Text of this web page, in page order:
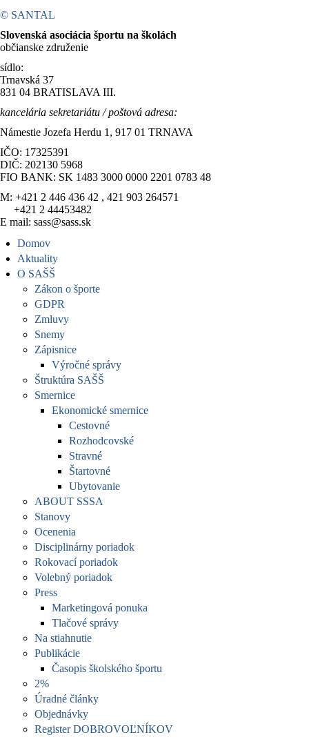
© SANTAL
Slovenská asociácia športu na školách
občianske združenie
sídlo:
Trnavská 37
831 04 BRATISLAVA III.
kancelária sekretariátu / poštová adresa:
Námestie Jozefa Herdu 1, 917 01 TRNAVA
IČO: 17325391
DIČ: 202130 5968
FIO BANK: SK 1483 3000 0000 2201 0783 48
M: +421 2 446 436 42 , 421 903 264571
+421 2 44453482
E mail: sass@sass.sk
Domov
Aktuality
O SAŠŠ
Zákon o športe
GDPR
Zmluvy
Snemy
Zápisnice
Výročné správy
Štruktúra SAŠŠ
Smernice
Ekonomické smernice
Cestovné
Rozhodcovské
Stravné
Štartovné
Ubytovanie
ABOUT SSSA
Stanovy
Ocenenia
Disciplinárny poriadok
Rokovací poriadok
Volebný poriadok
Press
Marketingová ponuka
Tlačové správy
Na stiahnutie
Publikácie
Časopis školského športu
2%
Úradné články
Objednávky
Register DOBROVOĽNÍKOV